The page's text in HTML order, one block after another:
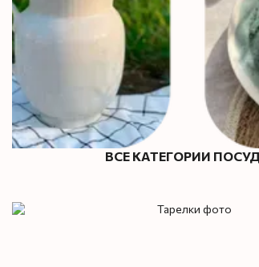
ВСЕ КАТЕГОРИИ